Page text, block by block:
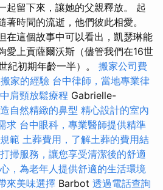
起留下來，讓她的父親釋放。 起
時間的流逝，他們彼此相愛。
在這個故事中可以看出，凱瑟琳能
愛上貢薩爾沃斯（儘管我們在16世
紀初期年齡一半）。 搬家公司費
家的經驗 台中律師，當地專業律
肩頸放鬆療程 Gabrielle-
自然精緻的鼻型 精心設計的室內
求 台中眼科，專業醫師提供精準
範 土葬費用，了解土葬的費用結
掃服務，讓您享受清潔後的舒適
，為老年人提供舒適的生活環境
來美味選擇 Barbot 透過電話查詢